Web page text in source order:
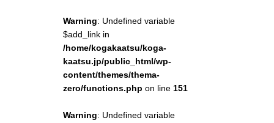
Warning: Undefined variable
$add_link in
/home/kogakaatsu/koga-
kaatsu.jp/public_html/wp-
content/themes/thema-
zero/functions.php on line 151
Warning: Undefined variable